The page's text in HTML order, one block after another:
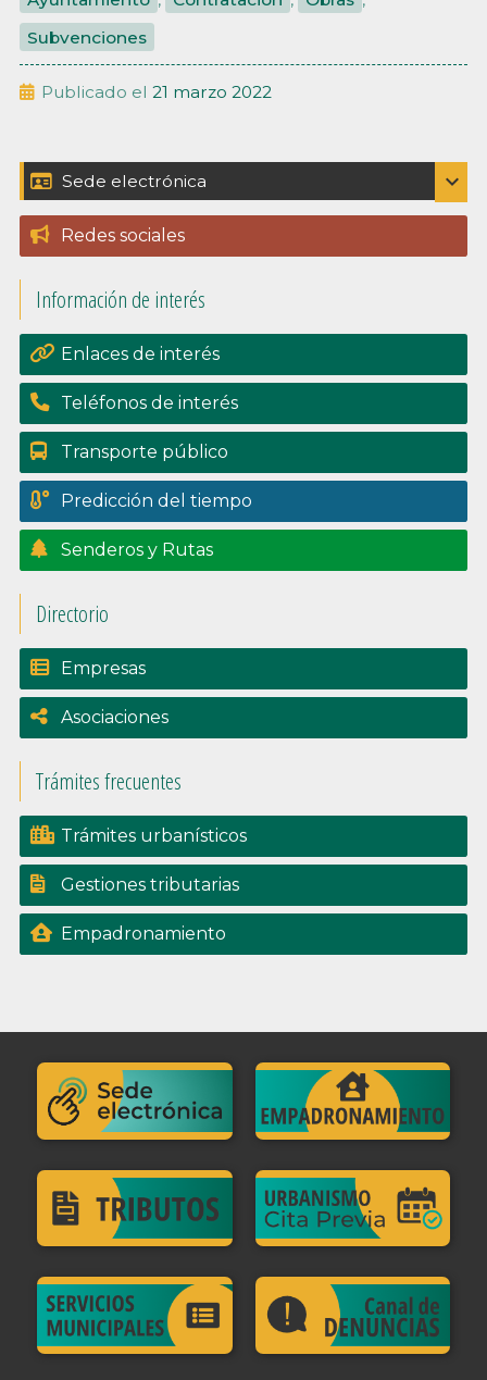
Subvenciones
Publicado el 21 marzo 2022
Barra
lateral
principal
Sede electrónica expand_more
Catálogo de trámites
Padrón
Perfil del contratante
Portal de transpariencia
Redes sociales
Información de interés
Enlaces de interés
Teléfonos de interés
Transporte público
Predicción del tiempo
Senderos y Rutas
Directorio
Empresas
Asociaciones
Trámites frecuentes
Trámites urbanísticos
Gestiones tributarias
Empadronamiento